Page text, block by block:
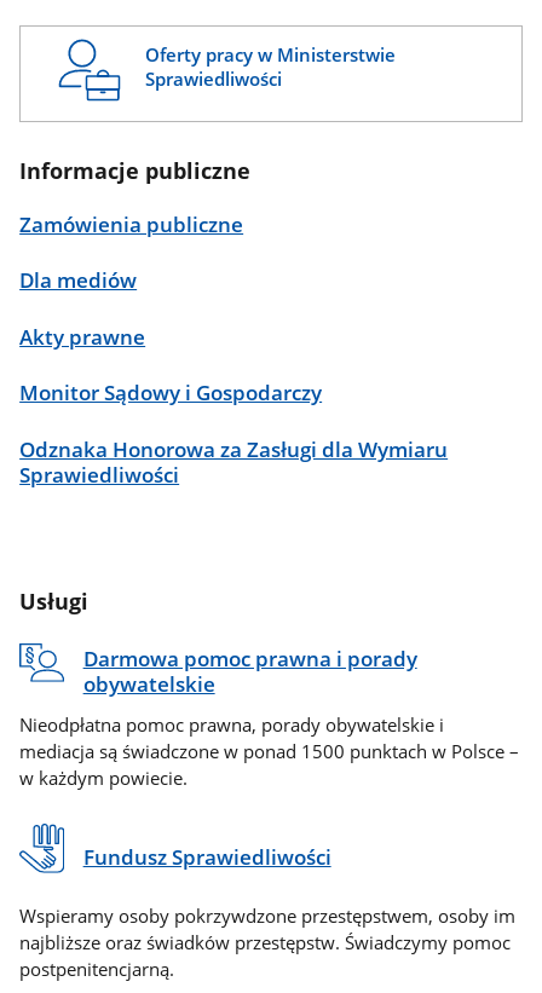
Oferty pracy w Ministerstwie
Sprawiedliwości
Informacje publiczne
Zamówienia publiczne
Dla mediów
Akty prawne
Monitor Sądowy i Gospodarczy
Odznaka Honorowa za Zasługi dla Wymiaru
Sprawiedliwości
Usługi
Darmowa pomoc prawna i porady
obywatelskie
Nieodpłatna pomoc prawna, porady obywatelskie i
mediacja są świadczone w ponad 1500 punktach w Polsce –
w każdym powiecie.
Fundusz Sprawiedliwości
Wspieramy osoby pokrzywdzone przestępstwem, osoby im
najbliższe oraz świadków przestępstw. Świadczymy pomoc
postpenitencjarną.